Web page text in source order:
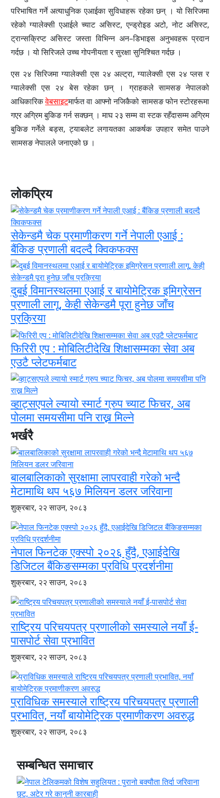
परिभाषित गर्ने अत्याधुनिक एआईका सुविधाहरू रहेका छन् । यो सिरिजमा
रहेको ग्यालेक्सी एआईले च्याट असिस्ट, एन्ड्रोइड अटो, नोट असिस्ट,
ट्रान्सक्रिप्ट असिस्ट जस्ता विभिन्न अन–डिभाइस अनुभवहरू प्रदान
गर्दछ । यो सिरिजले उच्च गोपनीयता र सुरक्षा सुनिश्चित गर्दछ ।
एस २४ सिरिजमा ग्यालेक्सी एस २४ अल्ट्रा, ग्यालेक्सी एस २४ प्लस र
ग्यालेक्सी एस २४ बेस रहेका छन् । ग्राहकले सामसङ नेपालको
आधिकारिकवेबसाइटमार्फत वा आफ्नो नजिकैको सामसङ फोन स्टोरहरूमा
गएर अग्रिम बुकिङ गर्न सक्छन् । माघ २३ सम्म वा स्टक रहँदासम्म अग्रिम
बुकिङ गर्नेले बड्स, ट्याबलेट लगायतका आकर्षक उपहार समेत पाउने
सामसङ नेपालले जनाएको छ ।
लोकप्रिय
सेकेन्डमै चेक प्रमाणीकरण गर्ने नेपाली एआई :
बैंकिङ प्रणाली बदल्दै क्विकफक्स
दुबई विमानस्थलमा एआई र बायोमेट्रिक इमिग्रेसन
प्रणाली लागू, केही सेकेन्डमै पूरा हुनेछ जाँच
प्रक्रिया
फिरिरी एप : मोबिलिटीदेखि शिक्षासम्मका सेवा अब
एउटै प्लेटफर्मबाट
व्हाट्सएपले ल्यायो स्मार्ट ग्रुप च्याट फिचर, अब
पोलमा समयसीमा पनि राख्न मिल्ने
भर्खरै
बालबालिकाको सुरक्षामा लापरवाही गरेको भन्दै
मेटामाथि थप ५६७ मिलियन डलर जरिवाना
शुक्रबार, २२ साउन, २०८३
नेपाल फिनटेक एक्स्पो २०२६ हुँदै, एआईदेखि
डिजिटल बैंकिङसम्मका प्रविधि प्रदर्शनीमा
शुक्रबार, २२ साउन, २०८३
राष्ट्रिय परिचयपत्र प्रणालीको समस्याले नयाँ ई-
पासपोर्ट सेवा प्रभावित
शुक्रबार, २२ साउन, २०८३
प्राविधिक समस्याले राष्ट्रिय परिचयपत्र प्रणाली
प्रभावित, नयाँ बायोमेट्रिक प्रमाणीकरण अवरुद्ध
शुक्रबार, २२ साउन, २०८३
सम्बन्धित समाचार